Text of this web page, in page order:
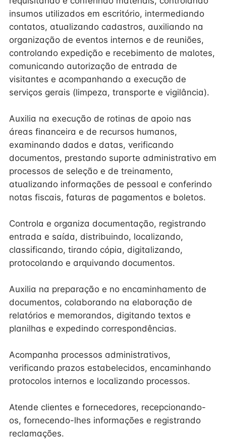
insumos utilizados em escritório, intermediando
contatos, atualizando cadastros, auxiliando na
organização de eventos internos e de reuniões,
controlando expedição e recebimento de malotes,
comunicando autorização de entrada de
visitantes e acompanhando a execução de
serviços gerais (limpeza, transporte e vigilância).
Auxilia na execução de rotinas de apoio nas
áreas financeira e de recursos humanos,
examinando dados e datas, verificando
documentos, prestando suporte administrativo em
processos de seleção e de treinamento,
atualizando informações de pessoal e conferindo
notas fiscais, faturas de pagamentos e boletos.
Controla e organiza documentação, registrando
entrada e saída, distribuindo, localizando,
classificando, tirando cópia, digitalizando,
protocolando e arquivando documentos.
Auxilia na preparação e no encaminhamento de
documentos, colaborando na elaboração de
relatórios e memorandos, digitando textos e
planilhas e expedindo correspondências.
Acompanha processos administrativos,
verificando prazos estabelecidos, encaminhando
protocolos internos e localizando processos.
Atende clientes e fornecedores, recepcionando-
os, fornecendo-lhes informações e registrando
reclamações.